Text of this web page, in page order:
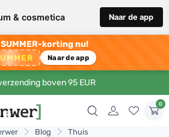
& cosmetica Naar de app
SUMMER-korting nu!
Naar de app
boven 95 EUR
0
Blog Thuis